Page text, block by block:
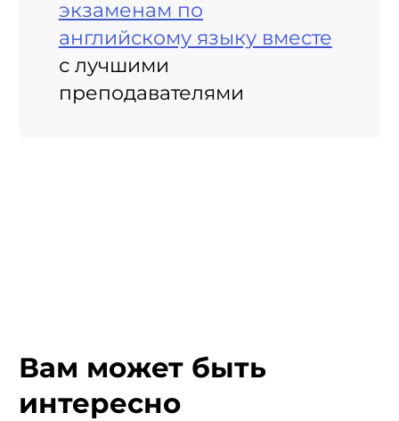
экзаменам по
английскому языку вместе
с лучшими
преподавателями
Вам может быть
интересно